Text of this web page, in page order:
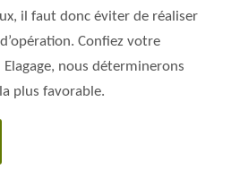
il faut donc éviter de réaliser
Confiez votre
Elagage, nous déterminerons
plus favorable.